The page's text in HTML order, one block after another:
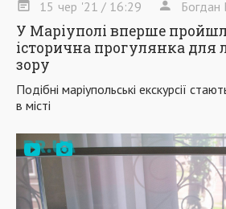
15 чер '21 / 16:29 Богдан
У Маріуполі вперше
історична прогулянка для
зору
Подібні маріупольські екскурсії
в місті